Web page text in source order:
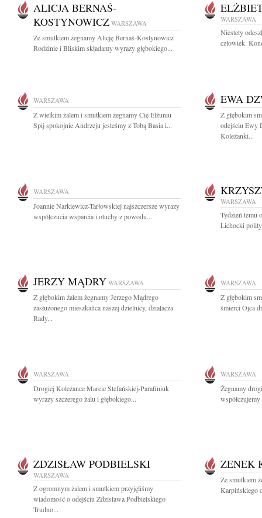
ALICJA BERNAŚ-
KOSTYNOWICZ WARSZAWA
Ze smutkiem żegnamy Alicję Bernaś-Kostynowicz
Rodzinie i Bliskim składamy wyrazy głębokiego...
WARSZAWA
Niestety
człowiek.
WARSZAWA
Z wielkim żalem i smutkiem żegnamy Cię Elżuniu
Spij spokojnie Andrzeju jesteśmy z Tobą Basia i...
EWA
Z głębokim
odejściu Ewy
Koleżanki...
WARSZAWA
Joannie Narkiewicz-Tarłowskiej najszczersze wyrazy
współczucia wsparcia i otuchy z powodu...
WARSZAWA
Tydzień temu
Lichocki
JERZY MĄDRY WARSZAWA
Z głębokim żalem żegnamy Jerzego Mądrego
zasłużonego mieszkańca naszej dzielnicy, działacza
Rady...
WARSZAWA
Z głębokim
śmierci Ojca
WARSZAWA
Drogiej Koleżance Marcie Stefańskiej-Parafiniuk
wyrazy szczerego żalu i głębokiego...
WARSZAWA
Żegnamy
ZDZISŁAW PODBIELSKI
WARSZAWA
Z ogromnym żalem i smutkiem przyjęliśmy
wiadomość o odejściu Zdzisława Podbielskiego
Trudno...
ZENEK
Ze smutkiem
Karpińskiego